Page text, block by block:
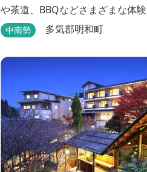
や茶道、BBQなどさまざまな体験
中南勢 多気郡明和町